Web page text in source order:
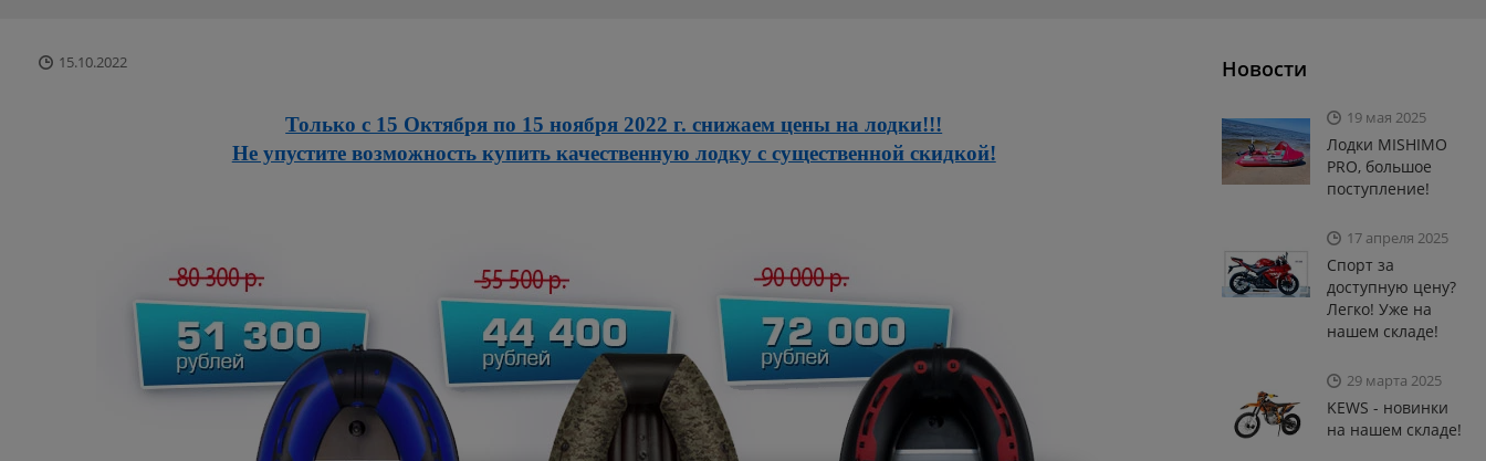
15.10.2022
Только с 15 Октября по 15 ноября 2022 г. снижаем цены на лодки!!!
Не упустите возможность купить качественную лодку с существенной скидкой!
Новости
19 мая 2025
Лодки MISHIMO
PRO, большое
поступление!
17 апреля 2025
Спорт за
доступную цену?
Легко! Уже на
нашем складе!
29 марта 2025
KEWS - новинки
на нашем складе!